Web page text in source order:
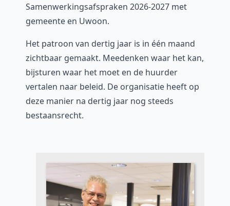
Samenwerkingsafspraken 2026-2027 met
gemeente en Uwoon.
Het patroon van dertig jaar is in één maand
zichtbaar gemaakt. Meedenken waar het kan,
bijsturen waar het moet en de huurder
vertalen naar beleid. De organisatie heeft op
deze manier na dertig jaar nog steeds
bestaansrecht.